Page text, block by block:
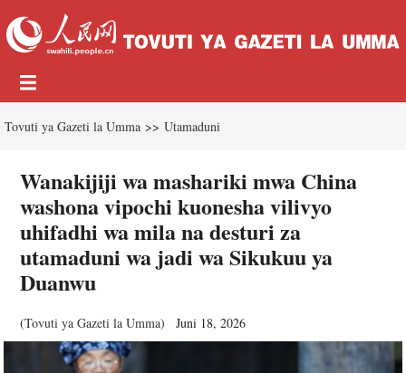
Tovuti ya Gazeti la Umma >> Utamaduni
Wanakijiji wa mashariki mwa China
washona vipochi kuonesha vilivyo
uhifadhi wa mila na desturi za
utamaduni wa jadi wa Sikukuu ya
Duanwu
(Tovuti ya Gazeti la Umma) Juni 18, 2026